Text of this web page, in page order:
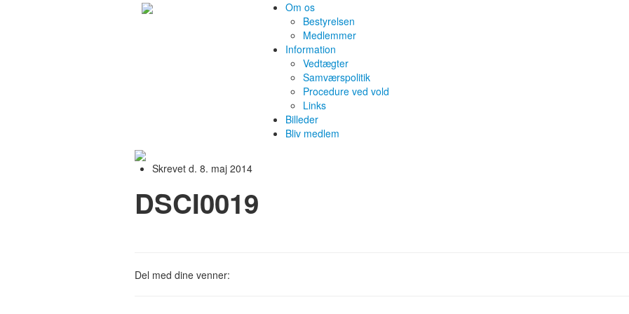
Om os
Bestyrelsen
Medlemmer
Information
Vedtægter
Samværspolitik
Procedure ved vold
Links
Billeder
Bliv medlem
Skrevet d. 8. maj 2014
DSCI0019
Del med dine venner: